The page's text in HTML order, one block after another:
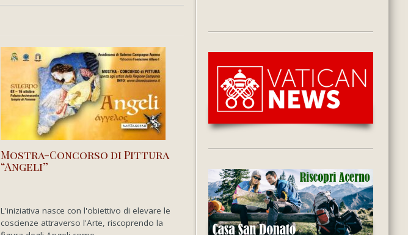
Mostra-Concorso di Pittura
“Angeli”
L'iniziativa nasce con l'obiettivo di elevare le
coscienze attraverso l'Arte, riscoprendo la